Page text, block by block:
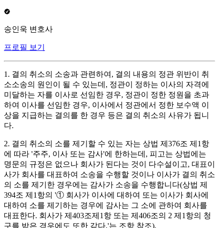
송인욱 변호사
프로필 보기
1. 결의 취소의 소송과 관련하여, 결의 내용의 정관 위반이 취
소소송의 원인이 될 수 있는데, 정관이 정하는 이사의 자격에
미달하는 자를 이사로 선임한 경우, 정관이 정한 정원을 초과
하여 이사를 선임한 경우, 이사에서 정관에서 정한 보수액 이
상을 지급하는 결의를 한 경우 등은 결의 취소의 사유가 됩니
다. ​
2. 결의 취소의 소를 제기할 수 있는 자는 상법 제376조 제1항
에 따라 '주주, 이사 또는 감사'에 한하는데, 피고는 상법에는
명문의 규정은 없으나 회사가 된다는 것이 다수설이고, 대표이
사가 회사를 대표하여 소송을 수행할 것이나 이사가 결의 취소
의 소를 제기한 경우에는 감사가 소송을 수행합니다(상법 제
394조 제1항의 '① 회사가 이사에 대하여 또는 이사가 회사에
대하여 소를 제기하는 경우에 감사는 그 소에 관하여 회사를
대표한다. 회사가 제403조제1항 또는 제406조의 2 제1항의 청
구를 받은 경우에도 또한 같다.'는 조항 참조). ​